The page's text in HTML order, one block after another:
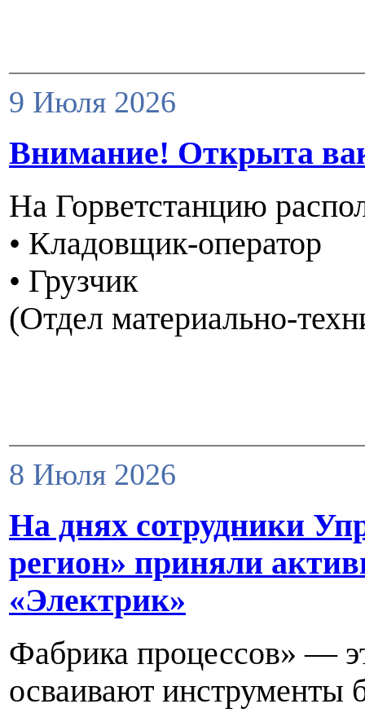
9 Июля 2026
Внимание! Открыта
На Горветстанцию
• Кладовщик-оператор
• Грузчик
(Отдел материально-
8 Июля 2026
На днях сотрудники
регион» приняли
«Электрик»
Фабрика процессов» —
осваивают инструменты